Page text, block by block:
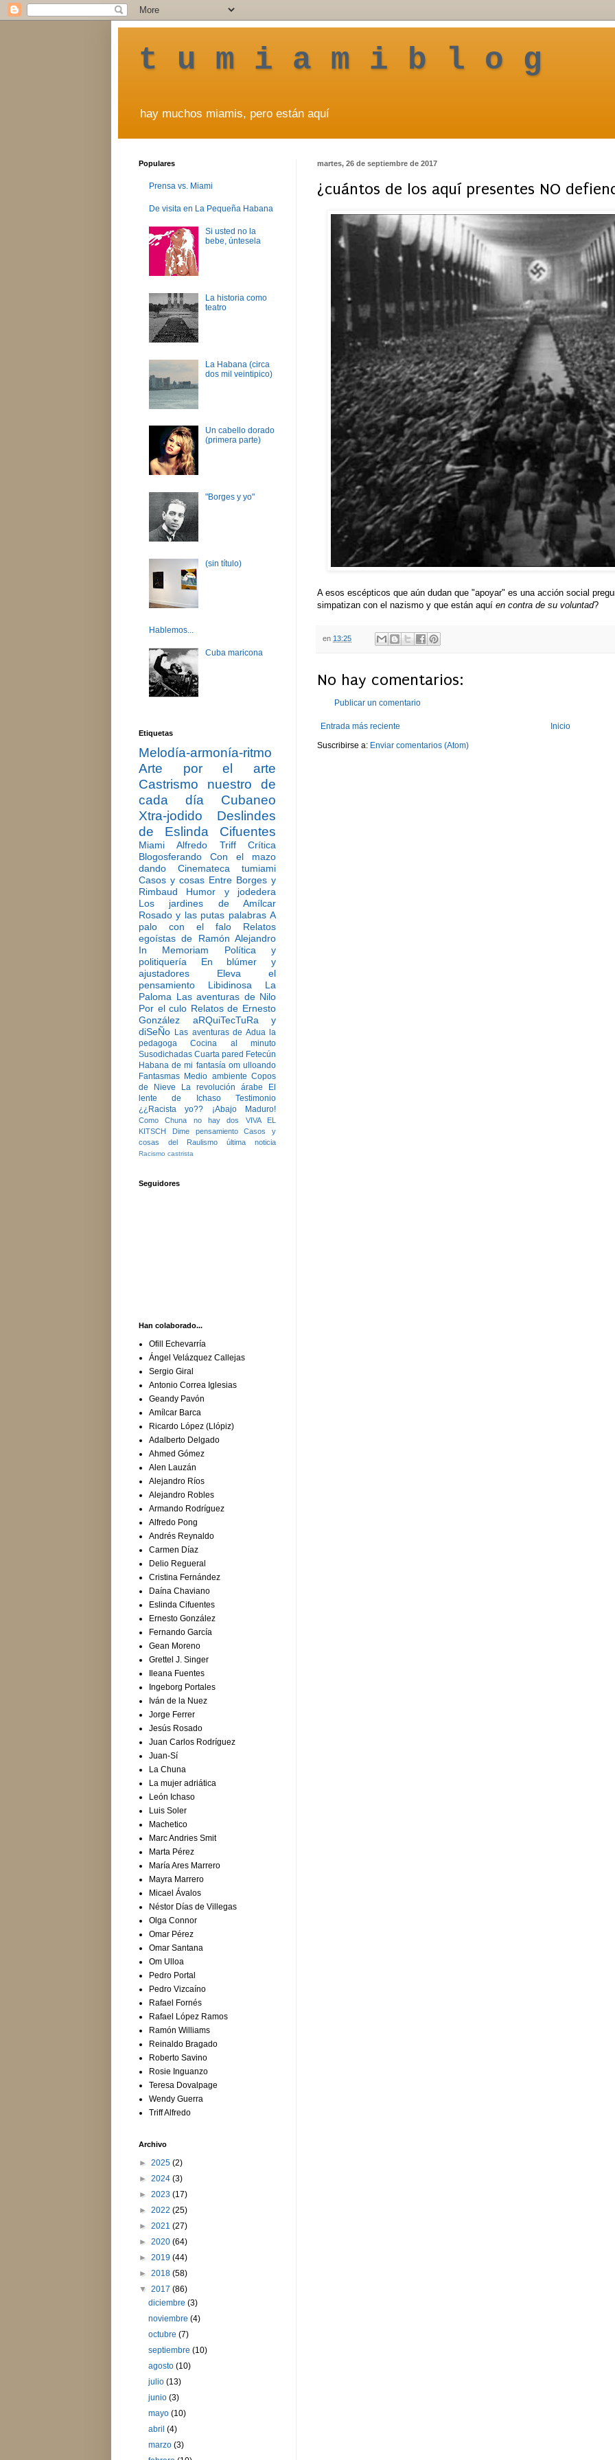
t u m i a m i b l o g
hay muchos miamis, pero están aquí
martes, 26 de septiembre de 2017
¿cuántos de los aquí presentes NO
A esos escépticos que aún dudan que "apoyar" es una acción social
simpatizan con el nazismo y que están aquí en contra de su voluntad?
en 13:25
No hay comentarios:
Publicar un comentario
Entrada más reciente
Inicio
Suscribirse a: Enviar comentarios (Atom)
Populares
Prensa vs. Miami
De visita en La Pequeña Habana
Si usted no la
bebe, úntesela
La historia como
teatro
La Habana (circa
dos mil veintipico)
Un cabello dorado
(primera parte)
"Borges y yo"
(sin título)
Hablemos...
Cuba maricona
Etiquetas
Melodía-armonía-ritmo
Arte por el arte
Castrismo nuestro de
cada día
Cubaneo
Xtra-jodido
Deslindes
de Eslinda Cifuentes
Miami Alfredo Triff
Crítica
Blogosferando
Con el mazo
dando
Cinemateca tumiami
Casos y cosas Entre Borges y
Rimbaud
Humor y jodedera
Los jardines de Amílcar
Rosado y las putas palabras A
palo con el falo
Relatos
egoístas de Ramón Alejandro
In Memoriam
Política y
politiquería
En blúmer y
ajustadores
Eleva el
pensamiento
Libidinosa
La
Paloma Las aventuras de Nilo
Por el culo Relatos de Ernesto
González
aRQuiTecTuRa y
diSeÑo Las aventuras de Adua la
pedagoga
Cocina al minuto
Susodichadas Cuarta pared Fetecún
Habana de mi fantasía om ulloando
Fantasmas Medio ambiente Copos
de Nieve
La revolución árabe
El
lente de Ichaso
Testimonio
¿¿Racista yo??
¡Abajo Maduro!
Como Chuna no hay dos
VIVA EL
KITSCH
Dime pensamiento
Casos y
cosas del Raulismo
última noticia
Racismo castrista
Seguidores
Han colaborado...
Ofill Echevarría
Ángel Velázquez Callejas
Sergio Giral
Antonio Correa Iglesias
Geandy Pavón
Amílcar Barca
Ricardo López (Llópiz)
Adalberto Delgado
Ahmed Gómez
Alen Lauzán
Alejandro Ríos
Alejandro Robles
Armando Rodríguez
Alfredo Pong
Andrés Reynaldo
Carmen Díaz
Delio Regueral
Cristina Fernández
Daína Chaviano
Eslinda Cifuentes
Ernesto González
Fernando García
Gean Moreno
Grettel J. Singer
Ileana Fuentes
Ingeborg Portales
Iván de la Nuez
Jorge Ferrer
Jesús Rosado
Juan Carlos Rodríguez
Juan-Sí
La Chuna
La mujer adriática
León Ichaso
Luis Soler
Machetico
Marc Andries Smit
Marta Pérez
María Ares Marrero
Mayra Marrero
Micael Ávalos
Néstor Días de Villegas
Olga Connor
Omar Pérez
Omar Santana
Om Ulloa
Pedro Portal
Pedro Vizcaíno
Rafael Fornés
Rafael López Ramos
Ramón Williams
Reinaldo Bragado
Roberto Savino
Rosie Inguanzo
Teresa Dovalpage
Wendy Guerra
Triff Alfredo
Archivo
► 2025 (2)
► 2024 (3)
► 2023 (17)
► 2022 (25)
► 2021 (27)
► 2020 (64)
► 2019 (44)
► 2018 (58)
▼ 2017 (86)
diciembre(3)
noviembre(4)
octubre(7)
septiembre(10)
agosto(10)
julio(13)
junio(3)
mayo(10)
abril(4)
marzo(3)